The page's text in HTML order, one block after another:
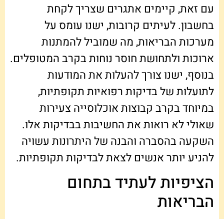
עם זאת, קיימים אתגרים שצריך לקחת
בחשבון. לעיתים קרובות, ישנו עומס על
מערכות הבריאות, מה שמוביל להמתנות
ארוכות ולתחושת חוסר נוחות בקרב המטופלים.
בנוסף, ישנו צורך להעלות את המודעות
לתועלות של בדיקות רפואיות תקופתיות,
במיוחד בקרב קבוצות אוכלוסייה צעירות
שאולי לא רואות את החשיבות בבדיקות אלו.
השקעה בהסברה והבנה של היתרונות עשויה
להניע יותר אנשים לצאת לבדיקות תקופתיות.
הציפיות לעתיד בתחום
הבריאות